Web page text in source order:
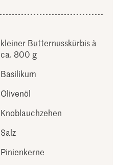
kleiner Butternusskürbis à
ca. 800 g
Basilikum
Olivenöl
Knoblauchzehen
Salz
Pinienkerne